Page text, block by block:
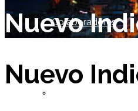
Colaboradores
Nuevo
Nuevo